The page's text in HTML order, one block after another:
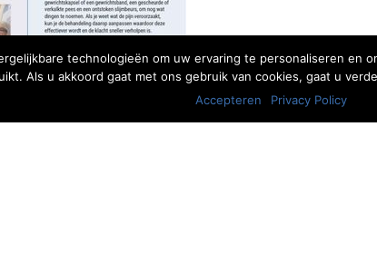
technologieën om uw ervaring te personaliseren
Als u akkoord gaat met ons gebruik van cookies, gaat u
Accepteren
Privacy Policy